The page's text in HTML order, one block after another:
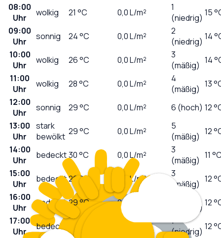
08:00
Uhr
wolkig 21 °C 0,0L/m²
1
(niedrig) 15
09:00
Uhr
sonnig 24°C 0,0L/m²
2
(niedrig) 14
10:00
Uhr
wolkig 26°C 0,0L/m²
3
(mäßig) 14
11:00
Uhr
wolkig 28°C 0,0L/m²
4
(mäßig) 13
12:00
Uhr
sonnig 29°C 0,0L/m² 6 (hoch) 12
13:00
Uhr
stark
bewölkt 29°C 0,0L/m²
5
(mäßig) 12
14:00
Uhr
bedeckt30°C 0,0L/m²
3
(mäßig) 11
15:00
Uhr
bedeckt29°C L/m²
3
(mäßig) 12
16:00
Uhr
bedeckt29°C 0,0
(niedrig) 12
17:00
Uhr
bedeckt 29 °C L/m²
1
(niedrig) 12